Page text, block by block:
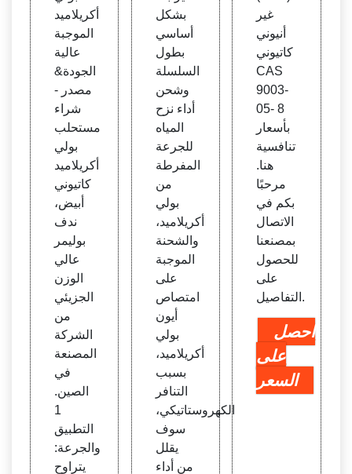
أكريلاميد
الموجبة
عالية
الجودة&
مصدر -
شراء
مستحلب
بولي
أكريلاميد
كاتيوني
أبيض،
ندف
بوليمر
عالي
الوزن
الجزيئي
من
الشركة
المصنعة
في
الصين.
1
التطبيق
والجرعة:
يتراوح
بشكل
أساسي
بطول
السلسلة
وشحن
أداء نزح
المياه
للجرعة
المفرطة
من
بولي
أكريلاميد،
والشحنة
الموجبة
على
امتصاص
أيون
بولي
أكريلاميد،
بسبب
التنافر
الكهروستاتيكي،
سوف
يقلل
من أداء
غير
أنيوني
كاتيوني
CAS
9003-
05- 8
بأسعار
تنافسية
هنا.
مرحبًا
بكم في
الاتصال
بمصنعنا
للحصول
على
التفاصيل.
احصل
على
السعر